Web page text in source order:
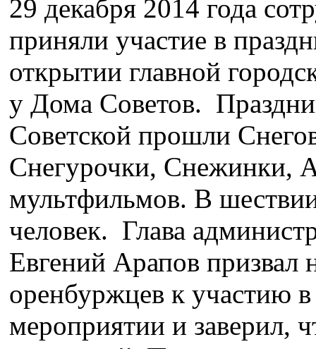
29 декабря 2014 года
приняли участие в
открытии главной
у Дома Советов.
Советской прошли
Снегурочки, Снежинки,
мультфильмов. В
человек. Глава
Евгений Арапов призвал
оренбуржцев к участию
мероприятии и заверил,